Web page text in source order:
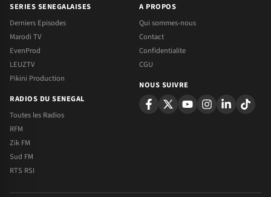
SERIES SENEGALAISES
Derniers Episodes
Marodi TV
EvenProd
LEUZTV
Pikini Production
RADIOS DU SENEGAL
Toutes les Radios
RFM
Zik FM
Sud FM
RTS RSI
A PROPOS
Qui sommes-nous
Contact
Confidentialite
CGU
NOUS SUIVRE